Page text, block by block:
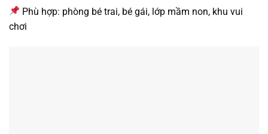
Phù hợp: phòng bé trai, bé gái, lớp mầm non, khu vui
chơi